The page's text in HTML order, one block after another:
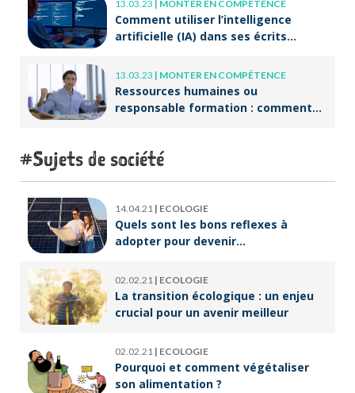
13.03.23 MONTER EN COMPÉTENCE
Comment utiliser l’intelligence
artificielle (IA) dans ses écrits
13.03.23 | MONTER EN COMPÉTENCE
Ressources humaines ou
responsable formation : comment
Sujets de société
14.04.21 | ECOLOGIE
Quels sont les bons reflexes à
adopter pour devenir
02.02.21 | ECOLOGIE
La transition écologique : un enjeu
crucial pour un avenir meilleur
02.02.21 | ECOLOGIE
Pourquoi et comment végétaliser
son alimentation ?